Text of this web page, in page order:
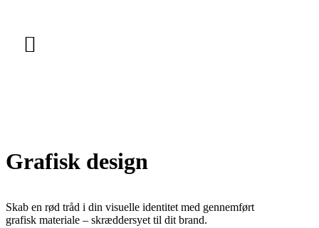
Grafisk design
Skab en rød tråd i din visuelle identitet med gennemført
grafisk materiale – skræddersyet til dit brand.